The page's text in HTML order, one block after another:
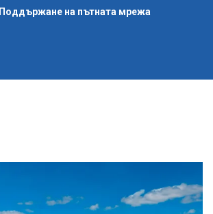
Поддържане на пътната мрежа